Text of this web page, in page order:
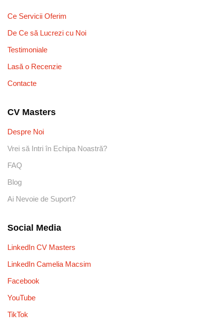
Ce Servicii Oferim
De Ce să Lucrezi cu Noi
Testimoniale
Lasă o Recenzie
Contacte
CV Masters
Despre Noi
Vrei să Intri în Echipa Noastră?
FAQ
Blog
Ai Nevoie de Suport?
Social Media
LinkedIn CV Masters
LinkedIn Camelia Macsim
Facebook
YouTube
TikTok